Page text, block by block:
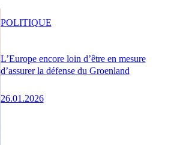
L’Europe encore loin d’être en mesure
d’assurer la défense du Groenland
26.01.2026
POLITIQUE